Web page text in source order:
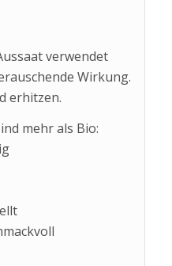
verwendet
Wirkung.
erhitzen.
mehr als Bio: